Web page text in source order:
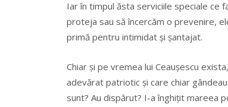
Iar în timpul ăsta serviciile speciale ce
proteja sau să încercăm o prevenire,
primă pentru intimidat și șantajat.
Chiar și pe vremea lui Ceaușescu
adevărat patriotic și care chiar
sunt? Au dispărut? I-a înghițit mareea